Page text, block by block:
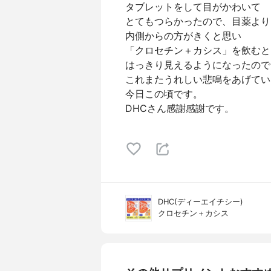
タブレットをして目がかわいて
とてもつらかったので、目薬より
内側からの方がきくと思い
「クロセチン＋カシス」を飲むと
はっきり見えるようになったので
これまたうれしい悲鳴をあげて
今日この頃です。
DHCさん感謝感謝です。
DHC(ディーエイチシー)
クロセチン＋カシス